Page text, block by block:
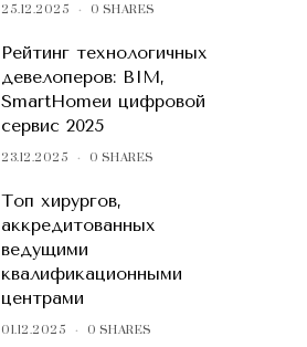
25.12.2025 0 SHARES
Рейтинг технологичных
девелоперов: BIM,
SmartHomeи цифровой
сервис 2025
23.12.2025 0 SHARES
Топ хирургов,
аккредитованных
ведущими
квалификационными
центрами
01.12.2025 0 SHARES